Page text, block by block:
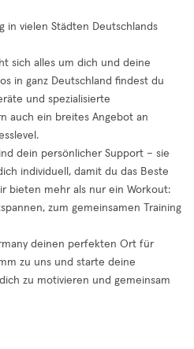
in vielen Städten Deutschlands
sich alles um dich und deine
in ganz Deutschland findest du
und spezialisierte
auch ein breites Angebot an
dein persönlicher Support – sie
individuell, damit du das Beste
bieten mehr als nur ein Workout:
zum gemeinsamen Training
deinen perfekten Ort für
zu uns und starte deine
zu motivieren und gemeinsam